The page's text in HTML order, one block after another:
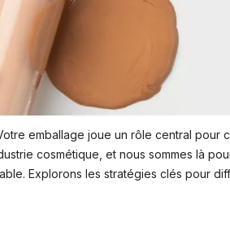
emballage joue un rôle central pour
cosmétique, et nous sommes là
Explorons les stratégies clés pour